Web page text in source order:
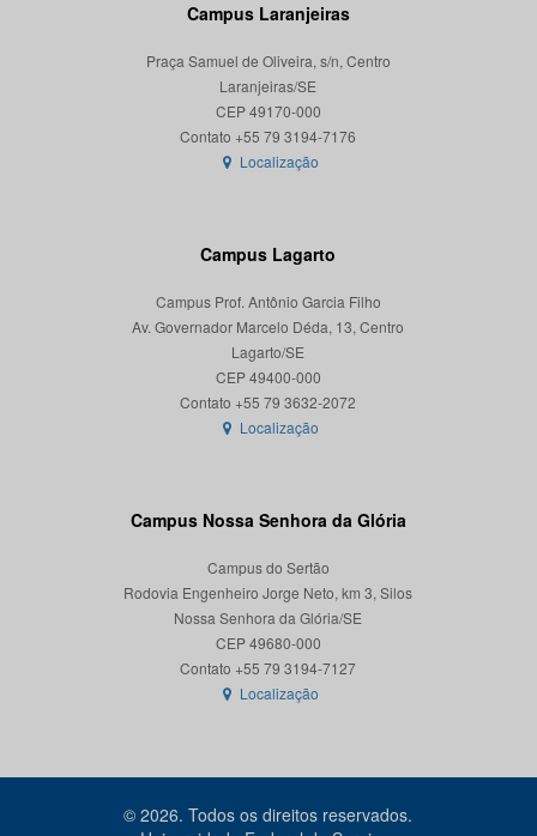
Campus Laranjeiras
Praça Samuel de Oliveira, s/n, Centro
Laranjeiras/SE
CEP 49170-000
Localização
Campus Lagarto
Campus Prof. Antônio Garcia Filho
Av. Governador Marcelo Déda, 13, Centro
Lagarto/SE
CEP 49400-000
Localização
Campus Nossa Senhora da Glória
Campus do Sertão
Rodovia Engenheiro Jorge Neto, km 3, Silos
Nossa Senhora da Glória/SE
CEP 49680-000
Localização
© 2026. Todos os direitos reservados.